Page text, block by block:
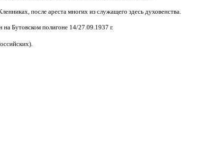
после ареста многих из служащего здесь духовенства.
на Бутовском полигоне 14/27.09.1937 г.